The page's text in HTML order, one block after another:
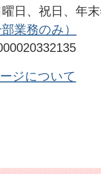
曜日、祝日、年
業務のみ）
ジについて